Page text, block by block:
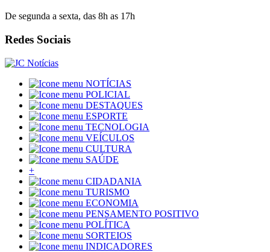
De segunda a sexta, das 8h as 17h
Redes Sociais
NOTÍCIAS
POLICIAL
DESTAQUES
ESPORTE
TECNOLOGIA
VEÍCULOS
CULTURA
SAÚDE
+
CIDADANIA
TURISMO
ECONOMIA
PENSAMENTO POSITIVO
POLÍTICA
SORTEIOS
INDICADORES